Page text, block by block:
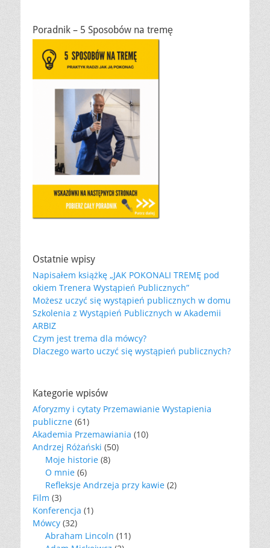
Poradnik – 5 Sposobów na tremę
Ostatnie wpisy
Napisałem książkę „JAK POKONALI TREMĘ pod
okiem Trenera Wystąpień Publicznych”
Możesz uczyć się wystąpień publicznych w domu
Szkolenia z Wystąpień Publicznych w Akademii
ARBIZ
Czym jest trema dla mówcy?
Dlaczego warto uczyć się wystąpień publicznych?
Kategorie wpisów
Aforyzmy i cytaty Przemawianie Wystapienia
publiczne (61)
Akademia Przemawiania (10)
Andrzej Różański (50)
Moje historie (8)
O mnie (6)
Refleksje Andrzeja przy kawie (2)
Film (3)
Konferencja (1)
Mówcy (32)
Abraham Lincoln (11)